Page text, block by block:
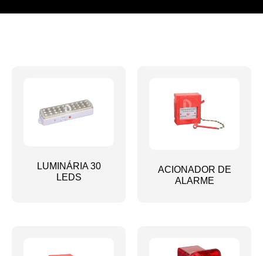
LUMINÁRIA 30
LEDS
ACIONADOR DE
ALARME